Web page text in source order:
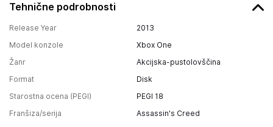
Tehnične podrobnosti
Release Year
2013
Model konzole
Xbox One
Žanr
Akcijska-pustolovščina
Format
Disk
Starostna ocena (PEGI)
PEGI 18
Franšiza/serija
Assassin's Creed